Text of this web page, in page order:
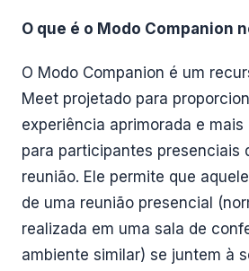
O que é o Modo Companion
O Modo Companion é um
Meet projetado para
experiência aprimorada e
para participantes presenciais
reunião. Ele permite que
de uma reunião presencial
realizada em uma sala de
ambiente similar) se juntem à